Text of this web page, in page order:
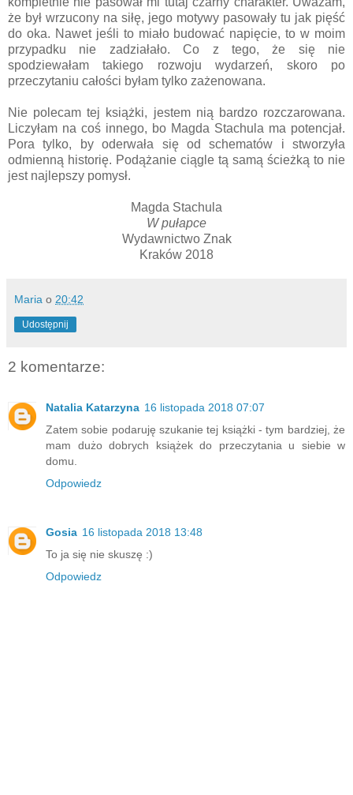
że był wrzucony na siłę, jego motywy pasowały tu jak pięść
do oka. Nawet jeśli to miało budować napięcie, to w moim
przypadku nie zadziałało. Co z tego, że się nie
spodziewałam takiego rozwoju wydarzeń, skoro po
przeczytaniu całości byłam tylko zażenowana.
Nie polecam tej książki, jestem nią bardzo rozczarowana.
Liczyłam na coś innego, bo Magda Stachula ma potencjał.
Pora tylko, by oderwała się od schematów i stworzyła
odmienną historię. Podążanie ciągle tą samą ścieżką to nie
jest najlepszy pomysł.
Magda Stachula
W pułapce
Wydawnictwo Znak
Kraków 2018
Maria o 20:42
Udostępnij
2 komentarze:
Natalia Katarzyna 16 listopada 2018 07:07
Zatem sobie podaruję szukanie tej książki - tym bardziej, że
mam dużo dobrych książek do przeczytania u siebie w
domu.
Odpowiedz
Gosia 16 listopada 2018 13:48
To ja się nie skuszę :)
Odpowiedz